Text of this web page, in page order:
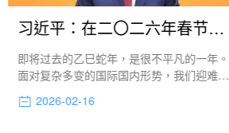
习近平：在二〇二六年春节团拜会上的讲话
即将过去的乙巳蛇年，是很不平凡的一年。
面对复杂多变的国际国内形势，我们迎难而
展新成效，全年经济社会发展主要目标任务
2026-02-16